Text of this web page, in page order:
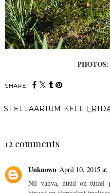
PHOTOS:
SHARE:
STELLAARIUM KELL
12 comments
Unknown April 10, 2015 at
Nii vahva, nüüd on tütrel